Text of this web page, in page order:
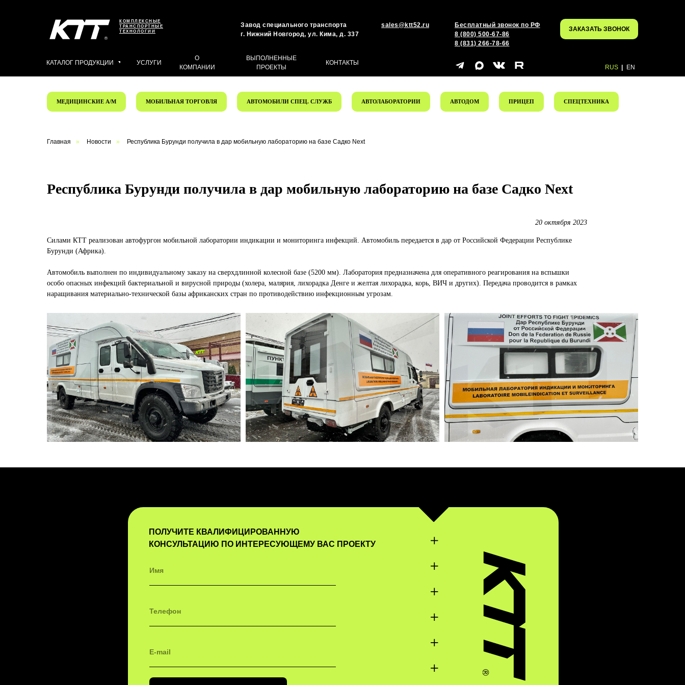
sales@ktt52.ru
Бесплатный звонок по РФ
8 (800) 500-67-86
8 (831) 266-78-66
ЗАКАЗАТЬ ЗВОНОК
Завод специального транспорта
г. Нижний Новгород, ул. Кима, д. 337
КОМПЛЕКСНЫЕ
ТРАНСПОРТНЫЕ
ТЕХНОЛОГИИ
ВЫПОЛНЕННЫЕ
ПРОЕКТЫ
УСЛУГИ
О
КОМПАНИИ
КАТАЛОГ ПРОДУКЦИИ КОНТАКТЫ
RUS EN
МЕДИЦИНСКИЕ А/М МОБИЛЬНАЯ ТОРГОВЛЯ АВТОМОБИЛИ СПЕЦ. СЛУЖБ АВТОЛАБОРАТОРИИ АВТОДОМ ПРИЦЕП СПЕЦТЕХНИКА
Главная » Новости » Республика Бурунди получила в дар мобильную лабораторию на базе Садко Next
Республика Бурунди получила в дар мобильную лабораторию на базе Садко Next
20 октября 2023
Силами КТТ реализован автофургон мобильной лаборатории индикации и мониторинга инфекций. Автомобиль передается в дар от Российской Федерации Республике
Бурунди (Африка).
Автомобиль выполнен по индивидуальному заказу на сверхдлинной колесной базе (5200 мм). Лаборатория предназначена для оперативного реагирования на вспышки
особо опасных инфекций бактериальной и вирусной природы (холера, малярия, лихорадка Денге и желтая лихорадка, корь, ВИЧ и других). Передача проводится в рамках
наращивания материально-технической базы африканских стран по противодействию инфекционным угрозам.
ПОЛУЧИТЕ КВАЛИФИЦИРОВАННУЮ
КОНСУЛЬТАЦИЮ ПО ИНТЕРЕСУЮЩЕМУ ВАС ПРОЕКТУ